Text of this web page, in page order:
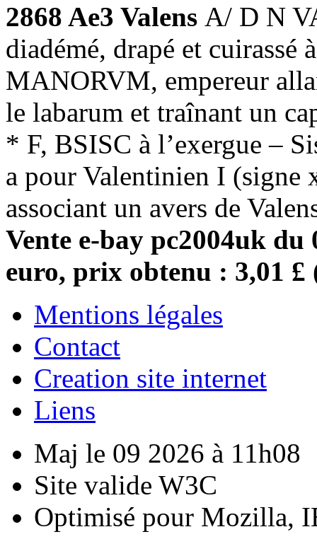
2868 Ae3 Valens A/ D N
diadémé, drapé et
MANORVM, empereur
le labarum et traînant un
* F, BSISC à l’exergue –
a pour Valentinien I (signe
associant un avers de
Vente e-bay pc2004uk
euro, prix obtenu : 3,01 £
Mentions légales
Contact
Creation site internet
Liens
Maj le 09 2026 à 11h08
Site valide W3C
Optimisé pour Mozilla,